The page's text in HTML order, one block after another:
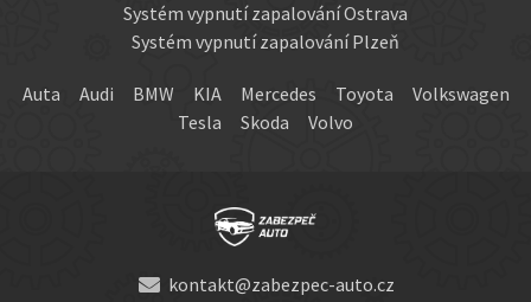
Systém vypnutí zapalování Ostrava
Systém vypnutí zapalování Plzeň
Auta Audi BMW KIA Mercedes Toyota
Volkswagen
Tesla
Skoda Volvo
kontakt@zabezpec-auto.cz